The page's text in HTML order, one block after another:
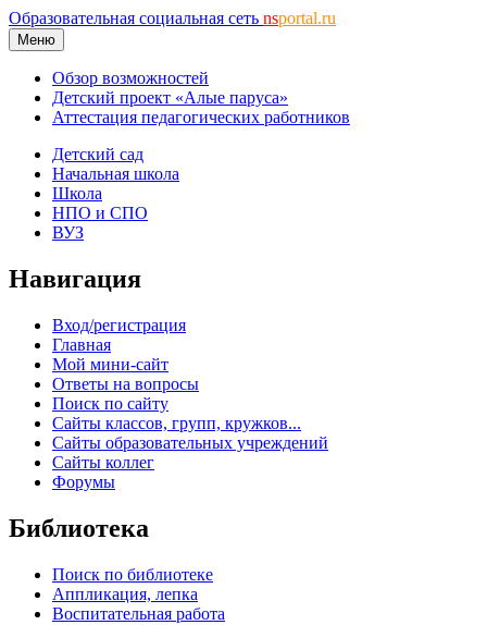
Образовательная социальная сеть nsportal.ru
Меню
Обзор возможностей
Детский проект «Алые паруса»
Аттестация педагогических работников
Детский сад
Начальная школа
Школа
НПО и СПО
ВУЗ
Навигация
Вход/регистрация
Главная
Мой мини-сайт
Ответы на вопросы
Поиск по сайту
Сайты классов, групп, кружков...
Сайты образовательных учреждений
Сайты коллег
Форумы
Библиотека
Поиск по библиотеке
Аппликация, лепка
Воспитательная работа